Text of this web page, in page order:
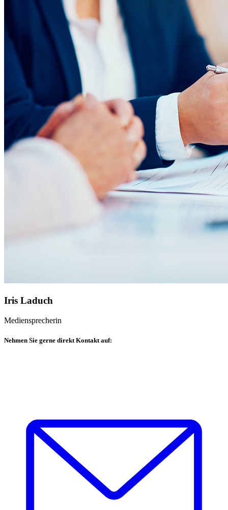
Iris Laduch
Mediensprecherin
Nehmen Sie gerne direkt Kontakt auf: